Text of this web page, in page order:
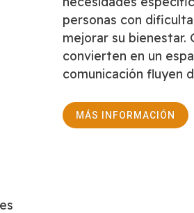
personas con
mejorar su bienestar.
convierten en un
comunicación fluyen
MÁS INFORMACIÓN